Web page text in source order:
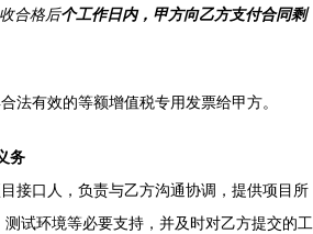
合格后个工作日内，甲方向乙方支付合同剩
法有效的等额增值税专用发票给甲方。
务
接口人，负责与乙方沟通协调，提供项目所
试环境等必要支持，并及时对乙方提交的工